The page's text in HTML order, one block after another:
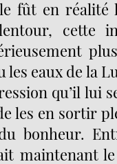
fût en réalité
cette
les eaux de la
qu’il lui
les en sortir
du bonheur.
maintenant